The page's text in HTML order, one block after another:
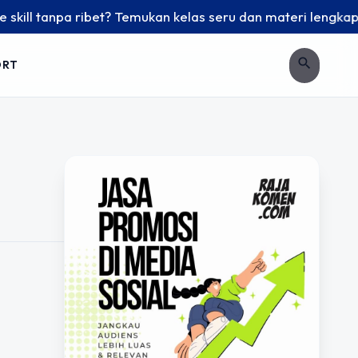
tanpa ribet? Temukan kelas seru dan materi lengkap
search